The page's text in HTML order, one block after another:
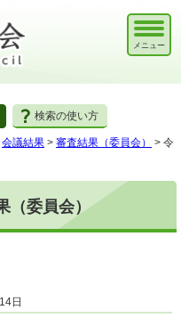
検索の使い方
メニュー
会議結果 > 審査結果（委員会）
> 令
（委員会）
日